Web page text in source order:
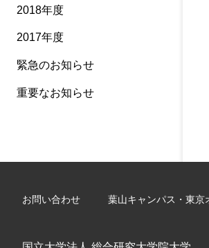
2018年度
2017年度
緊急のお知らせ
重要なお知らせ
お問い合わせ 葉山キャンパス・東京